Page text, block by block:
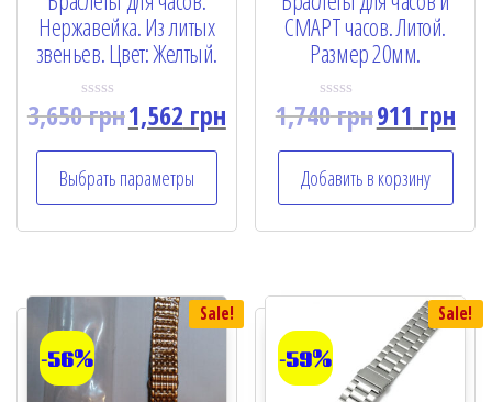
Нержавейка. Из литых
звеньев. Цвет: Желтый.
R
a
d
0
o
u
5
3,650грн1,562 грн
Выбрать параметры
СМАРТ часов. Литой.
Размер 20мм.
R
a
d
o
u
5
1,740грн911 грн
Добавить в корзину
Sale!
-56%
Sale!
-59%